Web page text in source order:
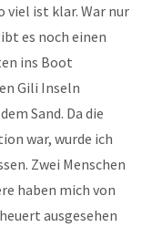
viel ist klar. War nur
es noch einen
ins Boot
Gili Inseln
Sand. Da die
war, wurde ich
Zwei Menschen
haben mich von
ausgesehen